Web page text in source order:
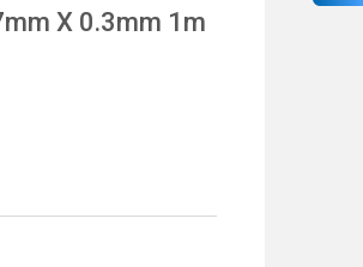
X 0.3mm 1m